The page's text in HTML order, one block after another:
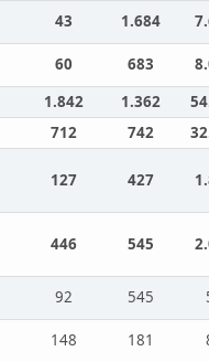
43 1.684
60 683
1.842 1.362
712 742
127 427
446 545
92 545
148 181